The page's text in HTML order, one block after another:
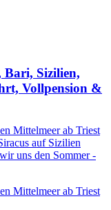
Sizilien,
Vollpension &
Mittelmeer ab Triest
auf Sizilien
uns den Sommer -
Mittelmeer ab Triest